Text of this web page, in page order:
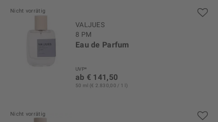
Nicht vorrätig
VALJUES
8 PM
Eau de Parfum
UVP*
ab € 141,50
50 ml (€ 2.830,00 / 1 l)
Nicht vorrätig